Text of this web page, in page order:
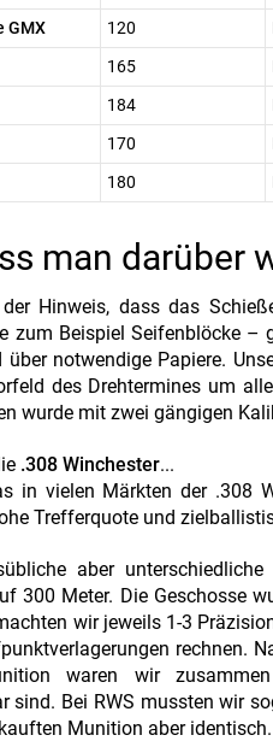
GMX 120
165
184
170
180
man darüber
Hinweis, dass das
zum Beispiel Seifenblöcke –
über notwendige Papiere.
des Drehtermines um
wurde mit zwei gängigen
.308 Winchester...
in vielen Märkten der .308
Trefferquote und
aber
300 Meter. Die Geschosse
wir jeweils 1-3
rechnen.
waren wir
Bei RWS mussten wir
Munition aber identisch.